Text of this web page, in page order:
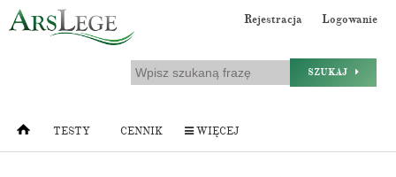
Rejestracja Logowanie
SZUKAJ
TESTY CENNIK WIĘCEJ